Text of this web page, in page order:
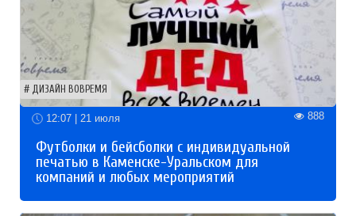
ДИЗАЙН ВОВРЕМЯ
12:07 | 21 июля 888
Футболки и бейсболки с индивидуальной
печатью в Каменске-Уральском для
компаний и любых мероприятий